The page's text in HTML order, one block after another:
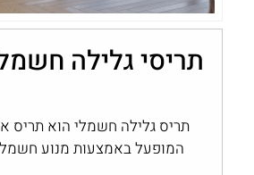
תריס גלילה חשמלי הוא תריס
המופעל באמצעות מנוע